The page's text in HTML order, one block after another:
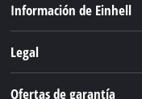
Servicio
Información de Einhell
Legal
Ofertas de garantía